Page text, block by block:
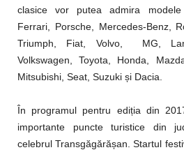
clasice vor putea admira
Ferrari, Porsche, Mercedes-Benz,
Triumph, Fiat, Volvo, MG,
Volkswagen, Toyota, Honda,
Mitsubishi, Seat, Suzuki și Dacia.
În programul pentru ediția din
importante puncte turistice din
celebrul Transgăgărășan. Startul